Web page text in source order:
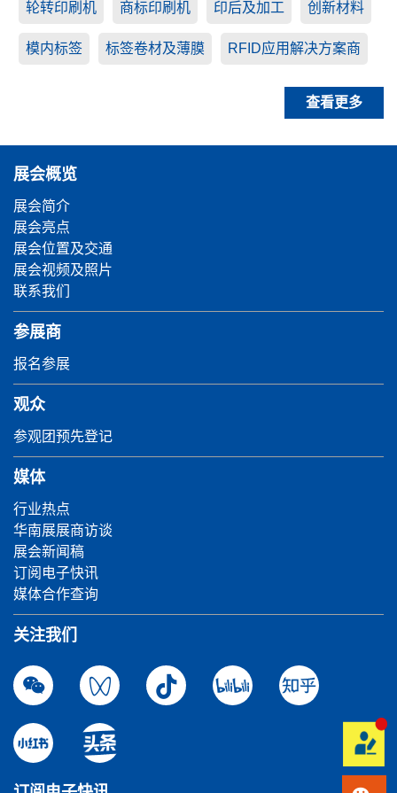
轮转印刷机 商标印刷机 印后及加工 创新材料
模内标签 标签卷材及薄膜 RFID应用解决方案商
查看更多
展会概览
展会简介
展会亮点
展会位置及交通
展会视频及照片
联系我们
参展商
报名参展
观众
参观团预先登记
媒体
行业热点
华南展展商访谈
展会新闻稿
订阅电子快讯
媒体合作查询
关注我们